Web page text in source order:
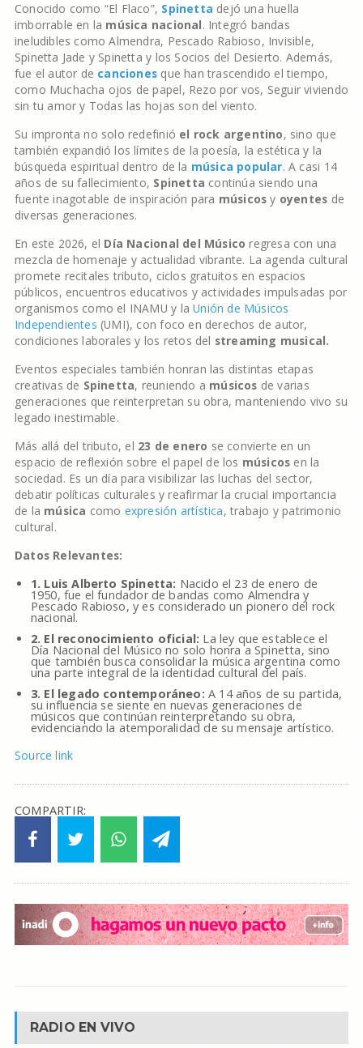
Conocido como “El Flaco”, Spinetta dejó una huella
imborrable en la música nacional. Integró bandas
ineludibles como Almendra, Pescado Rabioso, Invisible,
Spinetta Jade y Spinetta y los Socios del Desierto. Además,
fue el autor de canciones que han trascendido el tiempo,
como Muchacha ojos de papel, Rezo por vos, Seguir viviendo
sin tu amor y Todas las hojas son del viento.
Su impronta no solo redefinió el rock argentino, sino que
también expandió los límites de la poesía, la estética y la
búsqueda espiritual dentro de la música popular. A casi 14
años de su fallecimiento, Spinetta continúa siendo una
fuente inagotable de inspiración para músicos y oyentes de
diversas generaciones.
En este 2026, el Día Nacional del Músico regresa con una
mezcla de homenaje y actualidad vibrante. La agenda cultural
promete recitales tributo, ciclos gratuitos en espacios
públicos, encuentros educativos y actividades impulsadas por
organismos como el INAMU y laUnión de Músicos
Independientes (UMI), con foco en derechos de autor,
condiciones laborales y los retos del streaming musical.
Eventos especiales también honran las distintas etapas
creativas de Spinetta, reuniendo a músicos de varias
generaciones que reinterpretan su obra, manteniendo vivo su
legado inestimable.
Más allá del tributo, el 23 de enero se convierte en un
espacio de reflexión sobre el papel de los músicos en la
sociedad. Es un día para visibilizar las luchas del sector,
debatir políticas culturales y reafirmar la crucial importancia
de la música como expresión artística, trabajo y patrimonio
cultural.
Datos Relevantes:
1. Luis Alberto Spinetta: Nacido el 23 de enero de
1950, fue el fundador de bandas como Almendra y
Pescado Rabioso, y es considerado un pionero del rock
nacional.
2. El reconocimiento oficial: La ley que establece el
Día Nacional del Músico no solo honra a Spinetta, sino
que también busca consolidar la música argentina como
una parte integral de la identidad cultural del país.
3. El legado contemporáneo: A 14 años de su partida,
su influencia se siente en nuevas generaciones de
músicos que continúan reinterpretando su obra,
evidenciando la atemporalidad de su mensaje artístico.
Source link
COMPARTIR:
RADIO EN VIVO